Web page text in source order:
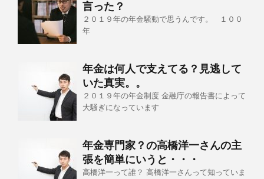
言った？
２０１９年の年金騒動で思うんです。 １００
年
年金は何人で支えてる？見逃して
いた真実。。
２０１９年の年金制度 金融庁の報告書によって
大騒ぎになっています
年金専門家？の高橋洋一さんの主
張を簡単にいうと・・・
高橋洋一って誰？ 高橋洋一さんって知っていま